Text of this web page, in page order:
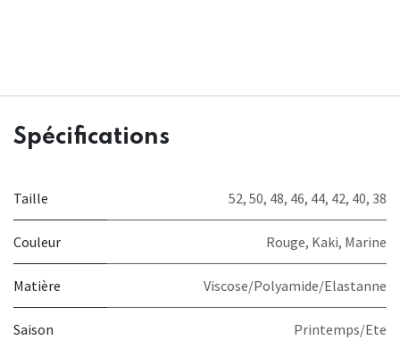
Spécifications
Taille 52, 50, 48, 46, 44, 42, 40, 38
Couleur Rouge, Kaki, Marine
Matière Viscose/Polyamide/Elastanne
Saison Printemps/Ete